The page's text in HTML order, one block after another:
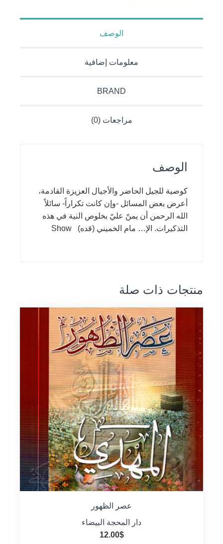
الوصف
معلومات إضافية
BRAND
مراجعات (0)
الوصف
كوصية للجيل الحاضر والأجيال العزيزة القادمة،
أعرض بعض المسائل -وإن كانت تكراراً- سائلاً
الله الرحمن أن يمنّ عليّ بخلوص النية في هذه
التذكيرات. الإ… مام الخميني (قده) Show
منتجات ذات صلة
عصر الظهور
دار المحجة البيضاء
12.00$